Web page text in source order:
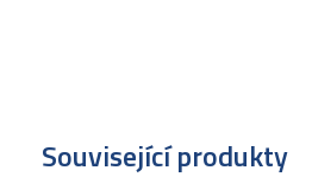
Související produkty